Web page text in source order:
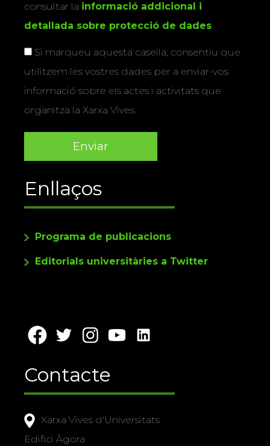
consultar la informació addicional i
detallada sobre protecció de dades.
Si marqueu aquesta casella, consentiu que
utilitzem les vostres dades per a enviar-vos
informació sobre els actes i activitats que
organitza la Xarxa Vives.
Enllaços
Programa de publicacions
Editorials universitàries a Twitter
Contacte
Xarxa Vives d'Universitats
Edifici Àgora